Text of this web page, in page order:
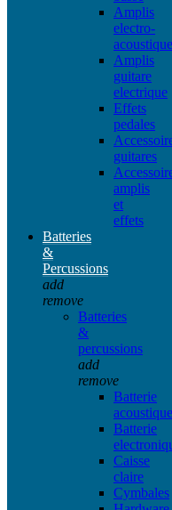
Amplis
electro-
Amplis
guitare
electrique
Effets
pedales
guitares
amplis
et
effets
Batteries
&
Percussions
add
remove
Batteries
&
percussions
add
remove
Batterie
acoustique
Batterie
Caisse
claire
Cymbales